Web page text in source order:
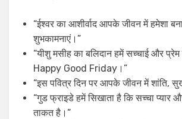
“ईश्वर का आशीर्वाद आपके जीवन में हमेशा
शुभकामनाएं।”
“यीशु मसीह का बलिदान हमें सच्चाई और प्रेम
Happy Good Friday।”
“इस पवित्र दिन पर आपके जीवन में शांति,
“गुड फ्राइडे हमें सिखाता है कि सच्चा प्यार
ताकत है।”